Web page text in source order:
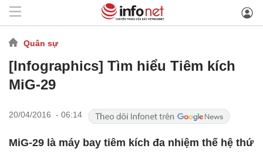
Quân sự
[Infographics] Tìm hiểu Tiêm kích
MiG-29
20/04/2016 - 06:14
MiG-29 là máy bay tiêm kích đa nhiệm thế hệ thứ